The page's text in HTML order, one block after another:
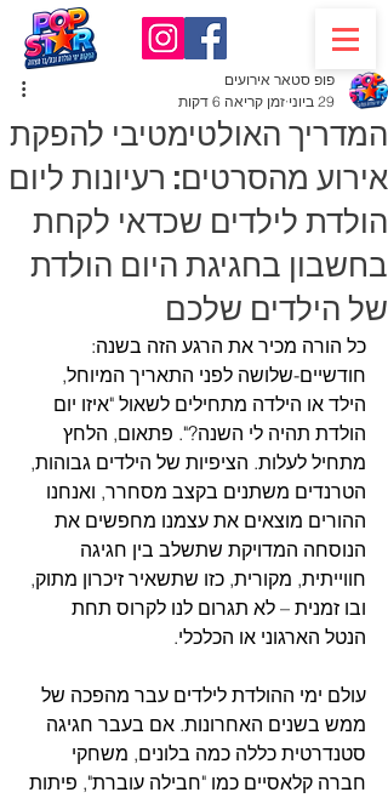
המדריך האולטימטיבי להפקת
אירוע מהסרטים: רעיונות ליום
הולדת לילדים שכדאי לקחת
בחשבון בחגיגת היום הולדת
של הילדים שלכם
פופ סטאר אירועים
29 ביוני
זמן קריאה 6 דקות
כל הורה מכיר את הרגע הזה בשנה:
חודשיים-שלושה לפני התאריך המיוחל,
הילד או הילדה מתחילים לשאול "איזו יום
הולדת תהיה לי השנה?". פתאום, הלחץ
מתחיל לעלות. הציפיות של הילדים גבוהות,
הטרנדים משתנים בקצב מסחרר, ואנחנו
ההורים מוצאים את עצמנו מחפשים את
הנוסחה המדויקת שתשלב בין חגיגה
חווייתית, מקורית, כזו שתשאיר זיכרון מתוק,
ובו זמנית – לא תגרום לנו לקרוס תחת
הנטל הארגוני או הכלכלי.
עולם ימי ההולדת לילדים עבר מהפכה של
ממש בשנים האחרונות. אם בעבר חגיגה
סטנדרטית כללה כמה בלונים, משחקי
חברה קלאסיים כמו "חבילה עוברת", פיתות